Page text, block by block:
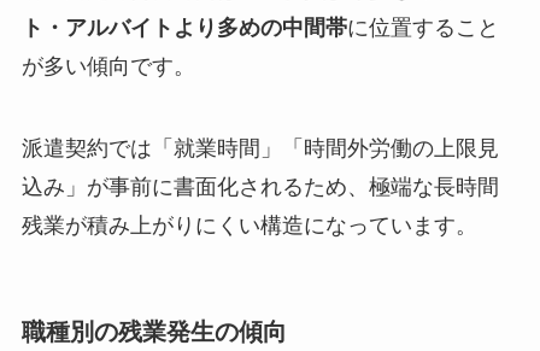
ト・アルバイトより多めの中間帯に位置すること
が多い傾向です。
派遣契約では「就業時間」「時間外労働の上限見
込み」が事前に書面化されるため、極端な長時間
残業が積み上がりにくい構造になっています。
職種別の残業発生の傾向